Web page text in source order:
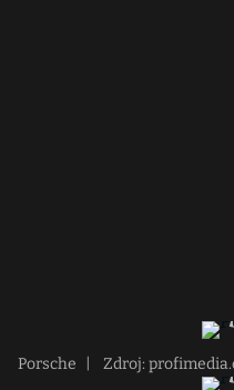
Porsche Zdroj: